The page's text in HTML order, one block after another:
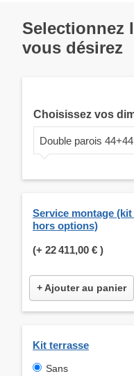
Selectionnez
vous désirez
Choisissez vos
Double parois
Service montage (kit
hors options)
(+ 22 411,00 € )
+ Ajouter au panier
Kit terrasse
Sans